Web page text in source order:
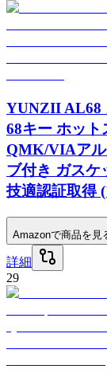
YUNZII AL68
68キー ホッ
QMK/VIAアル
ブ付き ガスケ
技適認証取得
Amazonで商品を見
詳細
29